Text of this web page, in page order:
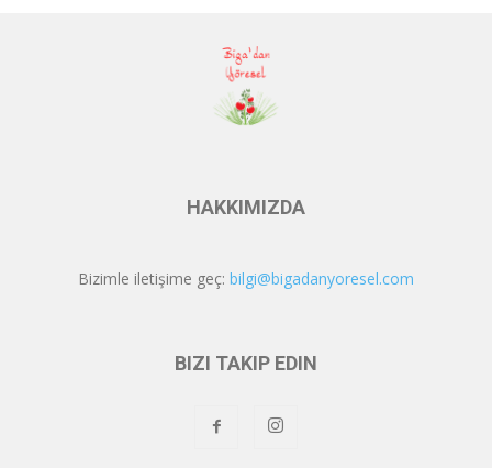
HAKKIMIZDA
Bizimle iletişime geç: bilgi@bigadanyoresel.com
BIZI TAKIP EDIN